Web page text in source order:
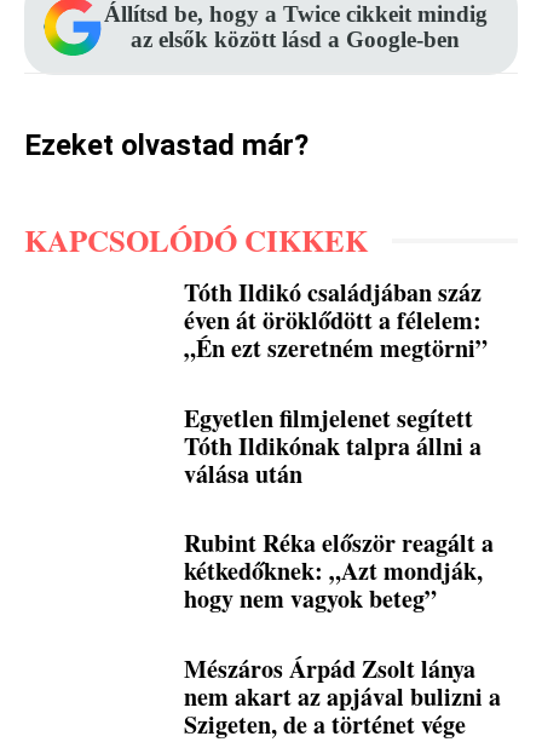
Állítsd be, hogy a Twice cikkeit mindig
az elsők között lásd a Google-ben
Ezeket olvastad már?
KAPCSOLÓDÓ CIKKEK
Tóth Ildikó családjában száz
éven át öröklődött a félelem:
„Én ezt szeretném megtörni”
Egyetlen filmjelenet segített
Tóth Ildikónak talpra állni a
válása után
Rubint Réka először reagált a
kétkedőknek: „Azt mondják,
hogy nem vagyok beteg”
Mészáros Árpád Zsolt lánya
nem akart az apjával bulizni a
Szigeten, de a történet vége